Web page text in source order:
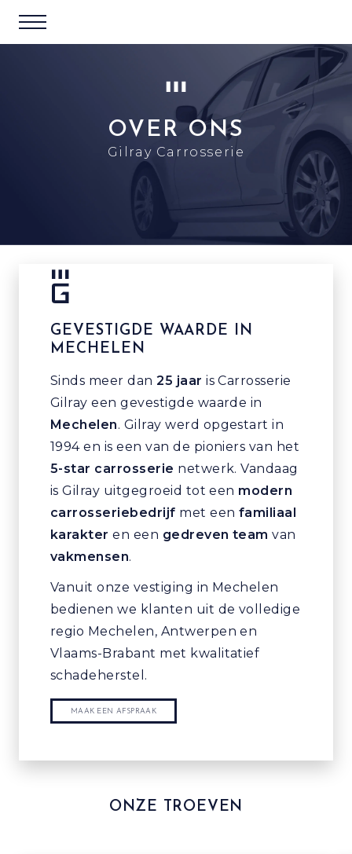
OVER ONS
Gilray Carrosserie
GEVESTIGDE WAARDE IN
MECHELEN
Sinds meer dan25 jaar is Carrosserie
Gilray een gevestigde waarde in
Mechelen. Gilray werd opgestart in
1994 en is een van de pioniers van het
5-star carrosserie netwerk. Vandaag
is Gilray uitgegroeid tot een modern
carrosseriebedrijf met een familiaal
karakter en een gedreven team van
vakmensen.
Vanuit onze vestiging in Mechelen
bedienen we klanten uit de volledige
regio Mechelen, Antwerpen en
Vlaams-Brabant met kwalitatief
schadeherstel.
MAAK EEN AFSPRAAK
ONZE TROEVEN